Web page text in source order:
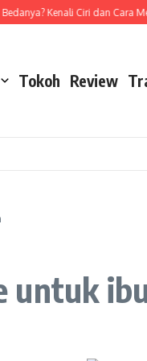
Kenali Ciri dan Cara
Tokoh Review
untuk